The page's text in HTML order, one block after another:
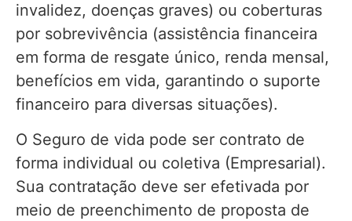
invalidez, doenças graves) ou coberturas
por sobrevivência (assistência financeira
em forma de resgate único, renda mensal,
benefícios em vida, garantindo o suporte
financeiro para diversas situações).
O Seguro de vida pode ser contrato de
forma individual ou coletiva (Empresarial).
Sua contratação deve ser efetivada por
meio de preenchimento de proposta de